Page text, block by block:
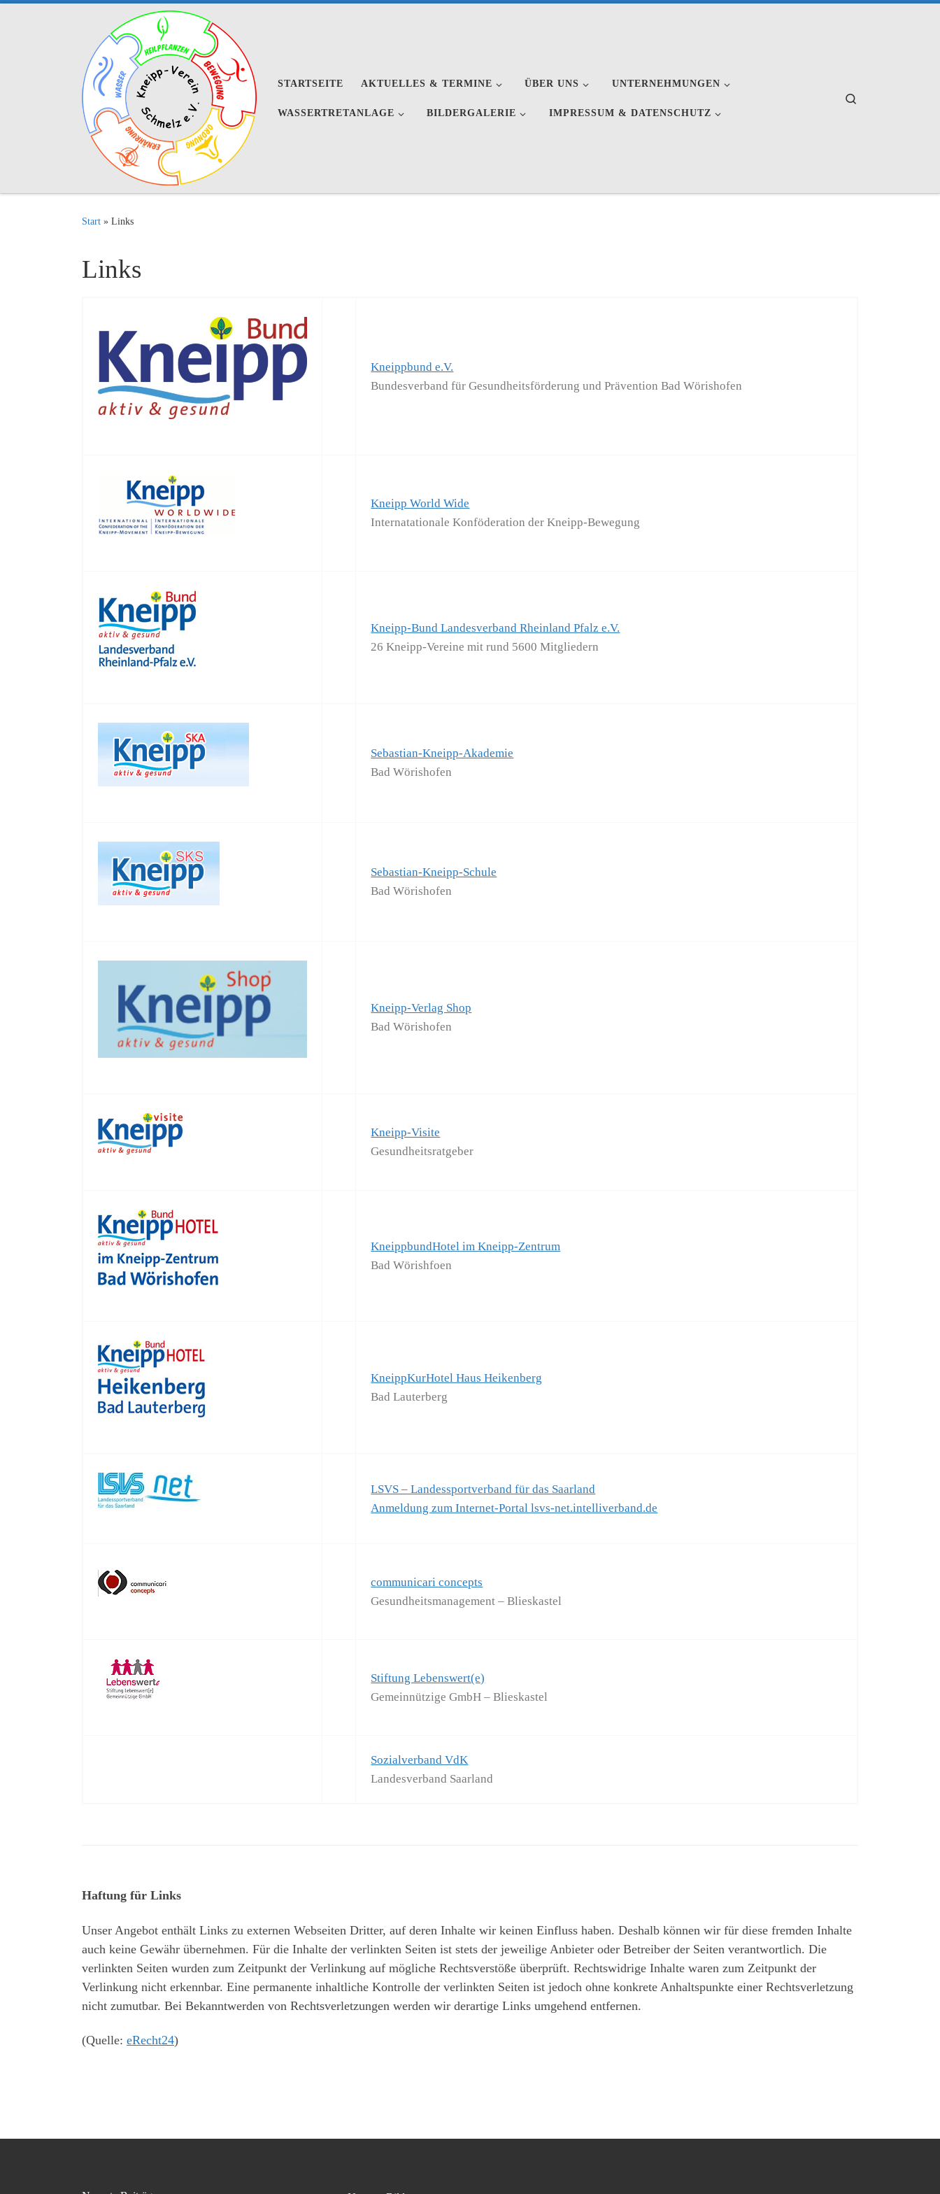
STARTSEITE AKTUELLES & TERMINE ÜBER UNS UNTERNEHMUNGEN
WASSERTRETANLAGE BILDERGALERIE IMPRESSUM & DATENSCHUTZ
Start » Links
Links
Kneippbund e.V.
Bundesverband für Gesundheitsförderung und Prävention Bad Wörishofen
Kneipp World Wide
Internatationale Konföderation der Kneipp-Bewegung
Kneipp-Bund Landesverband Rheinland Pfalz e.V.
26 Kneipp-Vereine mit rund 5600 Mitgliedern
Sebastian-Kneipp-Akademie
Bad Wörishofen
Sebastian-Kneipp-Schule
Bad Wörishofen
Kneipp-Verlag Shop
Bad Wörishofen
Kneipp-Visite
Gesundheitsratgeber
KneippbundHotel im Kneipp-Zentrum
Bad Wörishfoen
KneippKurHotel Haus Heikenberg
Bad Lauterberg
LSVS – Landessportverband für das Saarland
Anmeldung zum Internet-Portal lsvs-net.intelliverband.de
communicari concepts
Gesundheitsmanagement – Blieskastel
Stiftung Lebenswert(e)
Gemeinnützige GmbH – Blieskastel
Sozialverband VdK
Landesverband Saarland
Haftung für Links
Unser Angebot enthält Links zu externen Webseiten Dritter, auf deren Inhalte wir keinen Einfluss haben. Deshalb können wir für diese fremden Inhalte
auch keine Gewähr übernehmen. Für die Inhalte der verlinkten Seiten ist stets der jeweilige Anbieter oder Betreiber der Seiten verantwortlich. Die
verlinkten Seiten wurden zum Zeitpunkt der Verlinkung auf mögliche Rechtsverstöße überprüft. Rechtswidrige Inhalte waren zum Zeitpunkt der
Verlinkung nicht erkennbar. Eine permanente inhaltliche Kontrolle der verlinkten Seiten ist jedoch ohne konkrete Anhaltspunkte einer Rechtsverletzung
nicht zumutbar. Bei Bekanntwerden von Rechtsverletzungen werden wir derartige Links umgehend entfernen.
(Quelle: eRecht24)